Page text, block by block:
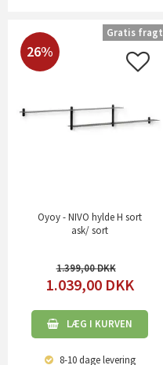
26%
Oyoy - NIVO hylde H sort
ask/ sort
1.399,00
1.039,00 DKK
LÆG I KURVEN
8-10 dagelevering
Gratis fragt